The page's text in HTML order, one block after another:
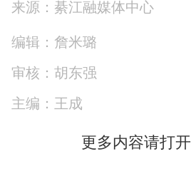
来源：綦江融媒体中心
编辑：詹米璐
审核：胡东强
主编：王成
更多内容请打开